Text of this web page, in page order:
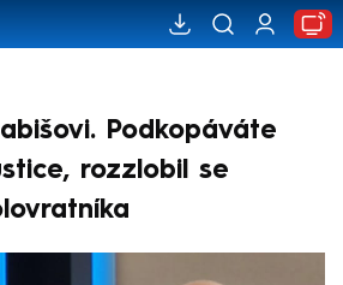
Podkopáváte
rozzlobil se